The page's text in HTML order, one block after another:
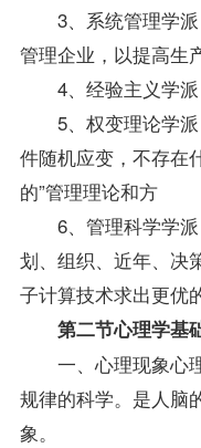
3、系统管理学派
管理企业，以提高生
4、经验主义学派
5、权变理论学派
件随机应变，不存在
的”管理理论和方
6、管理科学学派
划、组织、近年、决
子计算技术求出更优
第二节心理学基
一、心理现象心理
规律的科学。是人脑
象。